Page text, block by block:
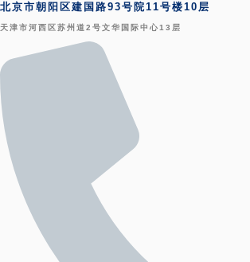
北京市朝阳区建国路93号院11号楼10层
天津市河西区苏州道2号文华国际中心13层